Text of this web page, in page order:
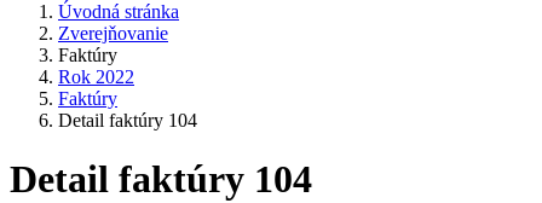
Úvodná stránka
Zverejňovanie
Faktúry
Rok 2022
Faktúry
Detail faktúry 104
Detail faktúry 104